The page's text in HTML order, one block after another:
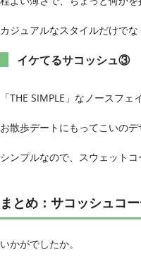
カジュアルなスタイルだけで
イケてるサコッシュ③
「THE SIMPLE」なノースフェ
お散歩デートにもってこいのデ
シンプルなので、スウェット
まとめ：サコッシュコ
いかがでしたか。